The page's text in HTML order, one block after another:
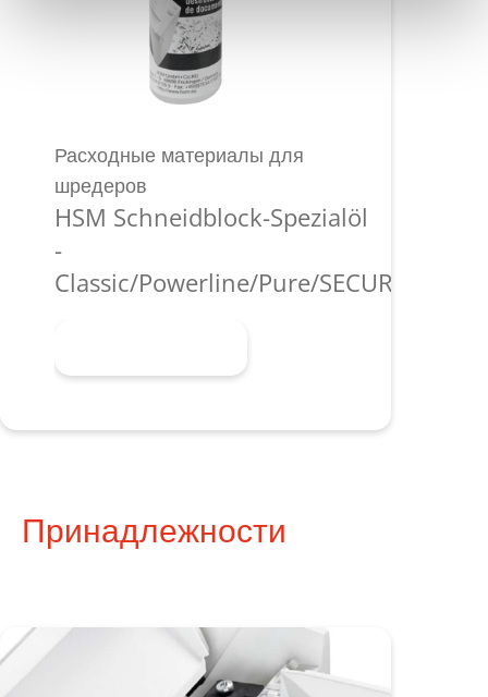
Расходные материалы для
шредеров
HSM Schneidblock-Spezialöl
-
Classic/Powerline/Pure/SECURIO/
Принадлежности